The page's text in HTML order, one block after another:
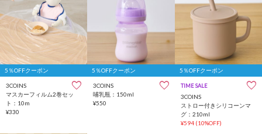
5％OFFクーポン
3COINS
マスカーフィルム2巻セッ
ト：10m
¥330
5％OFFクーポン
3COINS
哺乳瓶：150ml
¥550
5％OFFクーポン
TIME SALE
3COINS
ストロー付きシリコーンマ
グ：210ml
¥594 (10%OFF)